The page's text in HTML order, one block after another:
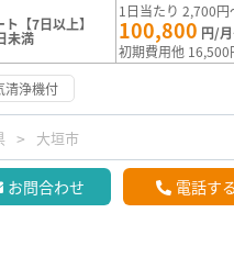
ト【7日以上】
未満
1日当たり 2,700円
100,800 円/
初期費用他 16,500
清浄機付
大垣市
お問合わせ 電話する